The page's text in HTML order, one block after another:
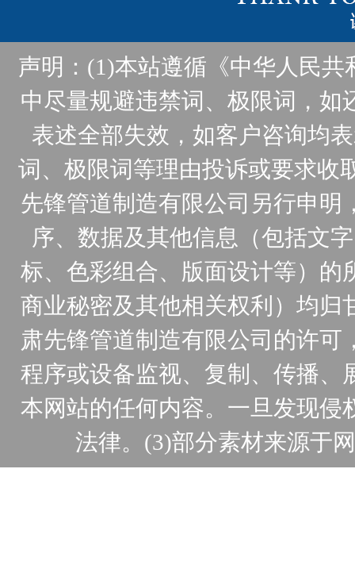
声明：(1)本站遵循《中华人民
中尽量规避违禁词、极限词，
表述全部失效，如客户咨询均
词、极限词等理由投诉或要求收
先锋管道制造有限公司另行申
序、数据及其他信息（包括文
标、色彩组合、版面设计等）的
商业秘密及其他相关权利）均归
肃先锋管道制造有限公司的许
程序或设备监视、复制、传播、
本网站的任何内容。一旦发现侵
法律。(3)部分素材来源于